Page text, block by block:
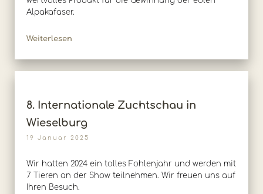
Alpakafaser.
Weiterlesen
8. Internationale Zuchtschau in
Wieselburg
19 Januar 2025
Wir hatten 2024 ein tolles Fohlenjahr und werden mit
7 Tieren an der Show teilnehmen. Wir freuen uns auf
Ihren Besuch.